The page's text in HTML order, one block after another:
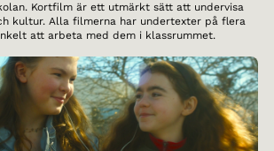
Kortfilm är ett utmärkt sätt att undervisa
kultur. Alla filmerna har undertexter på flera
att arbeta med dem i klassrummet.